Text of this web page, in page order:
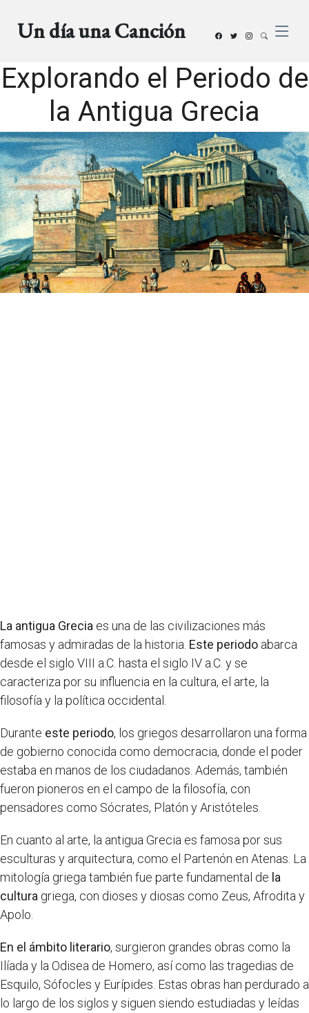
Un día una Canción
Explorando el Periodo de
la Antigua Grecia
La antigua Grecia es una de las civilizaciones más
famosas y admiradas de la historia. Este periodo abarca
desde el siglo VIII a.C. hasta el siglo IV a.C. y se
caracteriza por su influencia en la cultura, el arte, la
filosofía y la política occidental.
Durante este periodo, los griegos desarrollaron una forma
de gobierno conocida como democracia, donde el poder
estaba en manos de los ciudadanos. Además, también
fueron pioneros en el campo de la filosofía, con
pensadores como Sócrates, Platón y Aristóteles.
En cuanto al arte, la antigua Grecia es famosa por sus
esculturas y arquitectura, como el Partenón en Atenas. La
mitología griega también fue parte fundamental de la
cultura griega, con dioses y diosas como Zeus, Afrodita y
Apolo.
En el ámbito literario, surgieron grandes obras como la
Ilíada y la Odisea de Homero, así como las tragedias de
Esquilo, Sófocles y Eurípides. Estas obras han perdurado a
lo largo de los siglos y siguen siendo estudiadas y leídas